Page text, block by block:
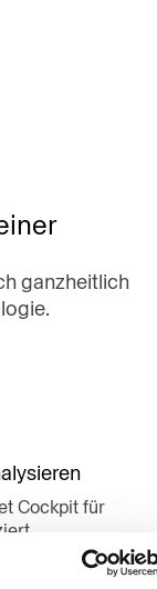
ganzheitlich
Cockpit für
zu Kosten